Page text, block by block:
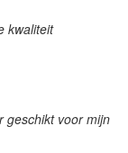
kwaliteit
geschikt voor mijn